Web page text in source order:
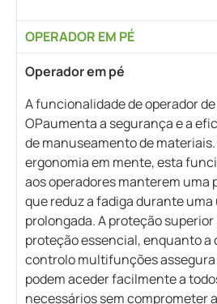
OPERADOR EM PÉ
Operador em pé
A funcionalidade de operador
OPaumenta a segurança e a
de manuseamento de
ergonomia em mente, esta
aos operadores manterem uma
que reduz a fadiga durante
prolongada. A proteção
proteção essencial, enquanto a
controlo multifunções assegura
podem aceder facilmente a
necessários sem comprometer